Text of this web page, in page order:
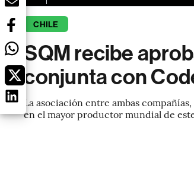
CHILE
SQM recibe
conjunta con
La asociación entre ambas
en el mayor productor mundial de